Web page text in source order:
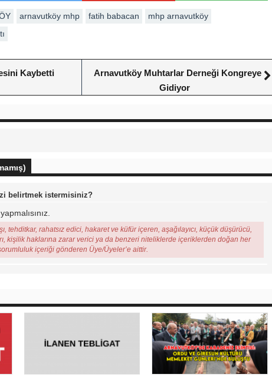
arnavutköy mhp fatih babacan
mhp arnavutköy
Kaybetti
Arnavutköy Muhtarlar Derneği Kongreye
Gidiyor
belirtmek istermisiniz?
yapmalısınız.
tehditkar, rahatsız edici, hakaret ve küfür içeren, aşağılayıcı, küçük düşürücü,
kişilik haklarına zarar verici ya da benzeri niteliklerde içeriklerden doğan her
içeriği gönderen Üye/Üyeler’e aittir.